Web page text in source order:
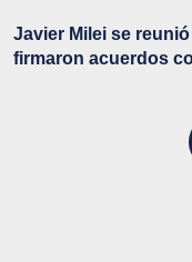
Javier Milei se
firmaron acuerdos